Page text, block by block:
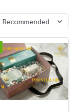
Recommended